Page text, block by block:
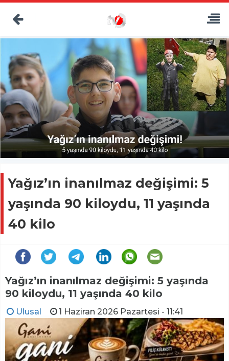
Yağız’ın inanılmaz değişimi: 5
yaşında 90 kiloydu, 11 yaşında
40 kilo
Yağız’ın inanılmaz değişimi: 5 yaşında
90 kiloydu, 11 yaşında 40 kilo
Ulusal 1 Haziran 2026 Pazartesi - 11:41